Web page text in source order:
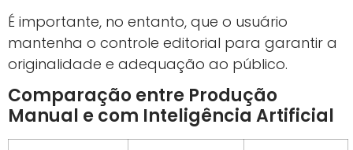
É importante, no entanto, que o usuário
mantenha o controle editorial para garantir a
originalidade e adequação ao público.
Comparação entre Produção
Manual e com Inteligência Artificial